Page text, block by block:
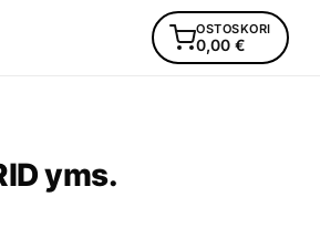
OSTOSKORI
0,00 €
yms.